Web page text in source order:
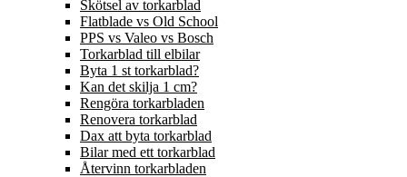
Skötsel av torkarblad
Flatblade vs Old School
PPS vs Valeo vs Bosch
Torkarblad till elbilar
Byta 1 st torkarblad?
Kan det skilja 1 cm?
Rengöra torkarbladen
Renovera torkarblad
Dax att byta torkarblad
Bilar med ett torkarblad
Återvinn torkarbladen